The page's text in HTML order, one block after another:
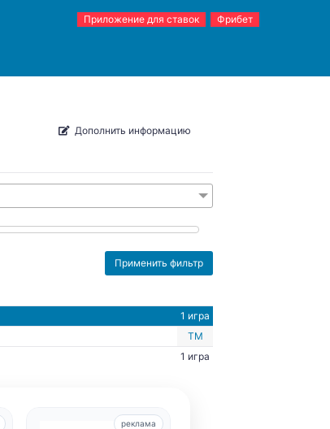
Приложение для ставок Фрибет
Дополнить информацию
1 игра
ТМ
1 игра
реклама